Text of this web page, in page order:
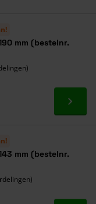
mm (bestelnr.
Ga
mm (bestelnr.